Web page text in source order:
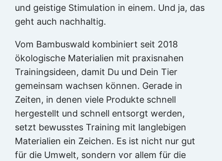
und geistige Stimulation in einem. Und ja, das
geht auch nachhaltig.
Vom Bambuswald kombiniert seit 2018
ökologische Materialien mit praxisnahen
Trainingsideen, damit Du und Dein Tier
gemeinsam wachsen können. Gerade in
Zeiten, in denen viele Produkte schnell
hergestellt und schnell entsorgt werden,
setzt bewusstes Training mit langlebigen
Materialien ein Zeichen. Es ist nicht nur gut
für die Umwelt, sondern vor allem für die